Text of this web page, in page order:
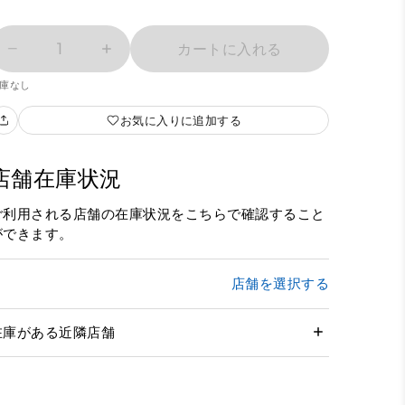
1 カートに入れる
なし
お気に入りに追加する
舗在庫状況
利用される店舗の在庫状況をこちらで確認すること
きます。
店舗を選択する
庫がある近隣店舗